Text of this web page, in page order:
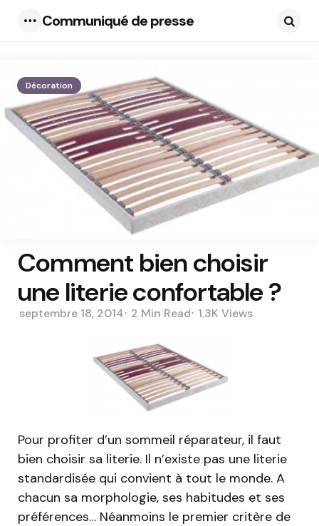
Communiqué de presse
Décoration
Comment bien choisir
une literie confortable ?
septembre 18, 2014 2 Min Read 1.3K Views
Pour profiter d’un sommeil réparateur, il faut
bien choisir sa literie. Il n’existe pas une literie
standardisée qui convient à tout le monde. A
chacun sa morphologie, ses habitudes et ses
préférences… Néanmoins le premier critère de